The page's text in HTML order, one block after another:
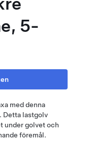
5-
med denna
Detta lastgolv
under golvet och
föremål.